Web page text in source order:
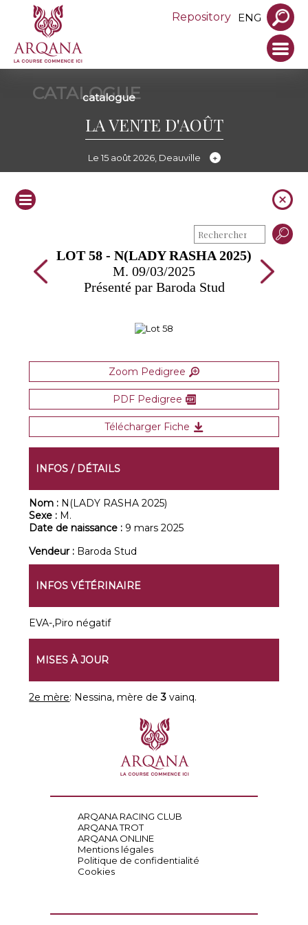
Repository ENG
CATALOGUE
catalogue
LA VENTE D'AOÛT
Le 15 août 2026, Deauville
LOT 58 - N(LADY RASHA 2025)
M. 09/03/2025
Présenté par Baroda Stud
Zoom Pedigree
PDF Pedigree
Télécharger Fiche
INFOS / DÉTAILS
Nom : N(LADY RASHA 2025)
Sexe : M.
Date de naissance : 9 mars 2025
Vendeur : Baroda Stud
INFOS VÉTÉRINAIRE
EVA-,Piro négatif
MISES À JOUR
2e mère: Nessina, mère de3 vainq.
ARQANA RACING CLUB
ARQANA TROT
ARQANA ONLINE
Mentions légales
Politique de confidentialité
Cookies